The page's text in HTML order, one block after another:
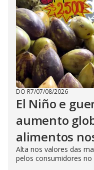
DO R7/07/08/2026
El Niño e
aumento
alimentos
Alta nos valores das
pelos consumidores